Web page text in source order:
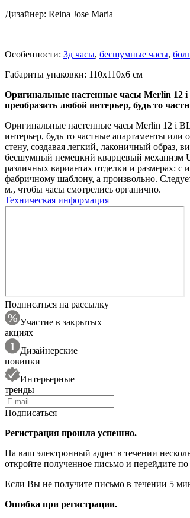
Дизайнер: Reina Jose Maria
Особенности: 3д часы, бесшумные часы,
Габариты упаковки: 110x110x6 см
Оригинальные настенные часы Merlin 12
преобразить любой интерьер, будь то
Оригинальные настенные часы Merlin 12 i
интерьер, будь то частные апартаменты
стену, создавая легкий, лаконичный образ,
бесшумный немецкий кварцевый механизм
различных вариантах отделки и размерах:
фабричному шаблону, а произвольно.
м., чтобы часы смотрелись органично.
Техническая информация
Подписаться на рассылку
Участие в закрытых
акциях
Дизайнерские
новинки
Интерьерные
тренды
Подписаться
Регистрация прошла успешно.
На ваш электронный адрес в течении
откройте полученное письмо и перейдите
Если Вы не получите письмо в течении 5
Ошибка при регистрации.